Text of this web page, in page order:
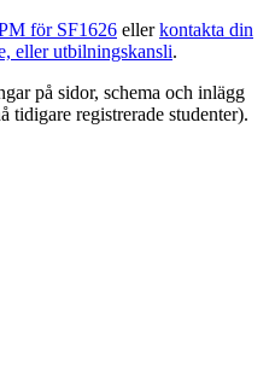
för SF1626 ellerkontakta din
eller utbilningskansli.
på sidor, schema och inlägg
tidigare registrerade studenter).